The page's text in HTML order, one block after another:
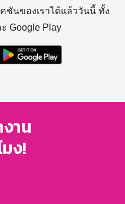
ชันของเราได้แล้ววันนี้ ทั้ง
Google Play
าน
ง!